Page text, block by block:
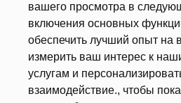
вашего просмотра в
включения основных
обеспечить лучший опыт на
измерить ваш интерес к
услугам и
взаимодействие., чтобы
Анкета
Калькулятор дат
Документы